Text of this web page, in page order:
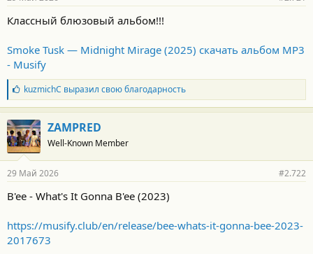
н
с
и
Классный блюзовый альбом!!!
Smoke Tusk — Midnight Mirage (2025) скачать альбом MP3
- Musify
Б
л
а
г
о
д
а
н
с
и
kuzmichC выразил свою благодарность
ZAMPRED
Well-Known Member
29 Май 2026 #2.722
B'ee - What's It Gonna B'ee (2023)
https://musify.club/en/release/bee-whats-it-gonna-bee-2023-
2017673